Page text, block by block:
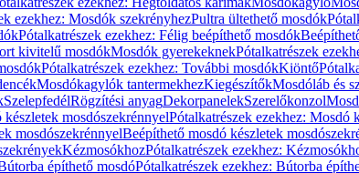
ezekhez: Mosdók szekrényhezPultra ültethető mosdók
Pótalkatrészek ezekhez: Félig beépíthető mosdók
kivitelű mosdókMosdók gyerekeknekPótalkatrészek
Pótalkatrészek ezekhez: További mosdókKiöntő
Mosdókagylók tantermekhezKiegészítőkMosdóláb és
SzelepfedélRögzítési anyagDekorpanelekSzerelőkonzol
készletek mosdószekrénnyelPótalkatrészek ezekhez: Mosdó
mosdószekrénnyelBeépíthető mosdó készletek
KézmosókhozPótalkatrészek ezekhez:
építhető mosdóPótalkatrészek ezekhez: Bútorba